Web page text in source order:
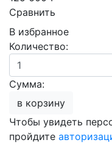
Сравнить
В избранное
Количество:
Сумма:
в корзину
Чтобы увидеть
пройдите